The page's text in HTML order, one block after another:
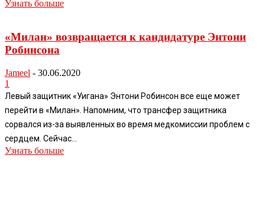
Узнать больше
«Милан» возвращается к кандидатуре Энтони
Робинсона
Jameel - 30.06.2020
1
Левый защитник «Уигана» Энтони Робинсон все еще может
перейти в «Милан». Напомним, что трансфер защитника
сорвался из-за выявленных во время медкомиссии проблем с
сердцем. Сейчас...
Узнать больше